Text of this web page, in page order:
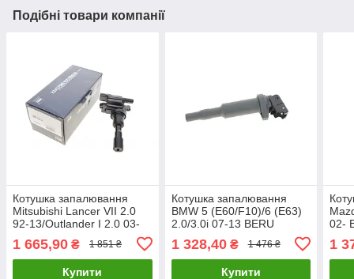
Подібні товари компанії
Котушка запалювання
Mitsubishi Lancer VII 2.0
92-13/Outlander I 2.0 03-
1 665,90 ₴ 1 851 ₴
Купити
Котушка запалювання
BMW 5 (E60/F10)/6 (E63)
2.0/3.0i 07-13 BERU
1 328,40₴ 1 476 ₴
Купити
02-
1